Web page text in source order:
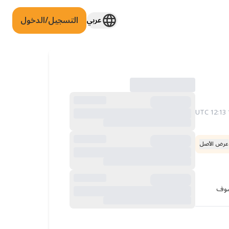
عربي التسجيل/الدخول
عرض الأصل